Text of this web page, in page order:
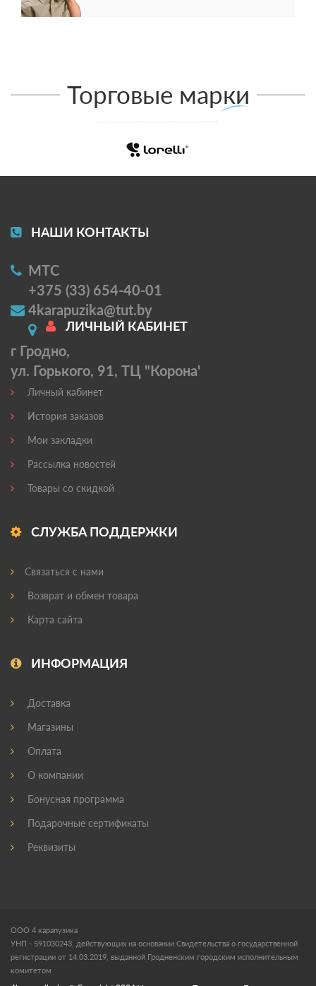
Торговые марки
НАШИ КОНТАКТЫ
МТС
+375 (33) 654-40-01
4karapuzika@tut.by
г Гродно,
ул. Горького, 91, ТЦ "Корона'
ЛИЧНЫЙ КАБИНЕТ
Личный кабинет
История заказов
Мои закладки
Рассылка новостей
Товары со скидкой
СЛУЖБА ПОДДЕРЖКИ
Связаться с нами
Возврат и обмен товара
Карта сайта
ИНФОРМАЦИЯ
Доставка
Магазины
Оплата
О компании
Бонусная программа
Подарочные сертификаты
Реквизиты
ООО 4 карапузика
УНП - 591030243, действующих на основании Свидетельства о государственной
регистрации от 14.03.2019, выданной Гродненским городским исполнительным
комитетом